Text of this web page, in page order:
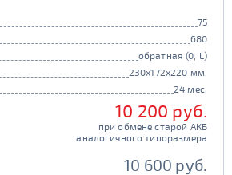
75
680
обратная (0, L)
230x172x220 мм.
24 мес.
10 200 руб.
при обмене старой АКБ
аналогичного типоразмера
10 600 руб.